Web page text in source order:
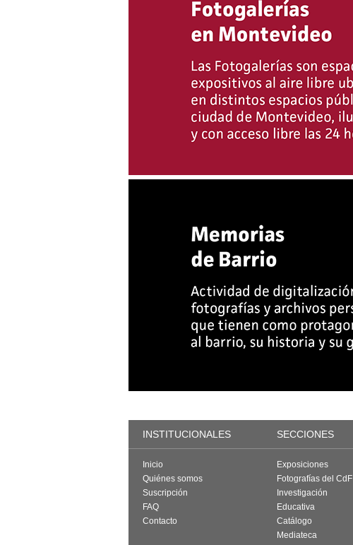
INSTITUCIONALES SECCIONES
Inicio
Quiénes somos
Suscripción
FAQ
Contacto
Exposiciones
Fotografías del CdF
Investigación
Educativa
Catálogo
Mediateca